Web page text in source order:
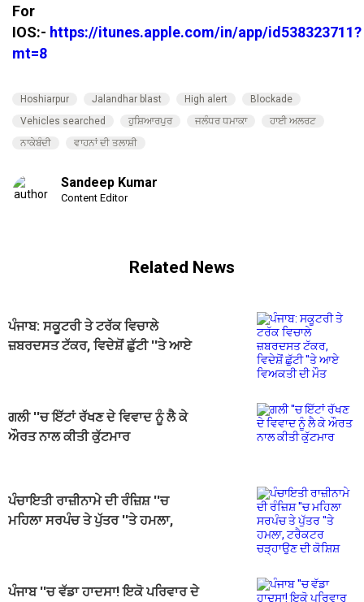
For
IOS:- https://itunes.apple.com/in/app/id538323711?
mt=8
Hoshiarpur Jalandhar blast High alert
Blockade
Vehicles searched
ਹੁਸ਼ਿਆਰਪੁਰ ਜਲੰਧਰ ਧਮਾਕਾ
ਹਾਈ ਅਲਰਟ
ਨਾਕੇਬੰਦੀ
ਵਾਹਨਾਂ ਦੀ ਤਲਾਸ਼ੀ
Sandeep Kumar
Content Editor
Related News
ਪੰਜਾਬ: ਸਕੂਟਰੀ ਤੇ ਟਰੱਕ ਵਿਚਾਲੇ
ਜ਼ਬਰਦਸਤ ਟੱਕਰ, ਵਿਦੇਸ਼ੋਂ ਛੁੱਟੀ ''ਤੇ ਆਏ
ਗਲੀ ''ਚ ਇੱਟਾਂ ਰੱਖਣ ਦੇ ਵਿਵਾਦ ਨੂੰ ਲੈ ਕੇ
ਔਰਤ ਨਾਲ ਕੀਤੀ ਕੁੱਟਮਾਰ
ਪੰਚਾਇਤੀ ਰਾਜ਼ੀਨਾਮੇ ਦੀ ਰੰਜ਼ਿਸ਼ ''ਚ
ਮਹਿਲਾ ਸਰਪੰਚ ਤੇ ਪੁੱਤਰ ''ਤੇ ਹਮਲਾ,
ਪੰਜਾਬ ''ਚ ਵੱਡਾ ਹਾਦਸਾ! ਇਕੋ ਪਰਿਵਾਰ ਦੇ